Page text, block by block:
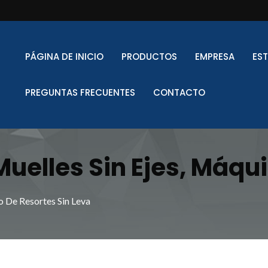
PÁGINA DE INICIO PRODUCTOS EMPRESA
PREGUNTAS FRECUENTES CONTACTO
Sin Ejes,
Máquina De
Resortes Sin Leva